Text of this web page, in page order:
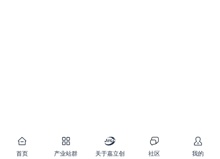
首页 产业站群 关于嘉立创 社区 我的